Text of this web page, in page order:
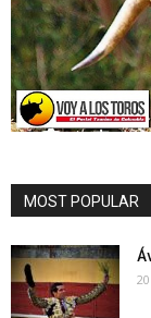
MOST POPULAR